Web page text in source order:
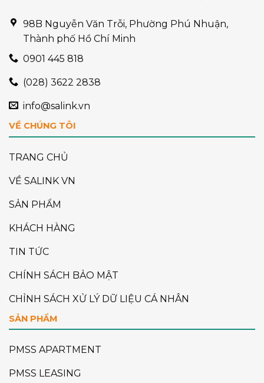
98B Nguyễn Văn Trỗi, Phường Phú Nhuận,
Thành phố Hồ Chí Minh
0901 445 818
(028) 3622 2838
info@salink.vn
VỀ CHÚNG TÔI
TRANG CHỦ
VỀ SALINK VN
SẢN PHẨM
KHÁCH HÀNG
TIN TỨC
CHÍNH SÁCH BẢO MẬT
CHỈNH SÁCH XỬ LÝ DỮ LIỆU CÁ NHÂN
SẢN PHẨM
PMSS APARTMENT
PMSS LEASING